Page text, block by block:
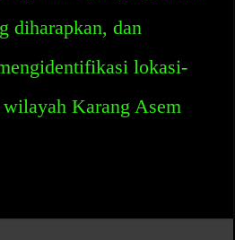
diharapkan, dan
lokasi-
Karang Asem